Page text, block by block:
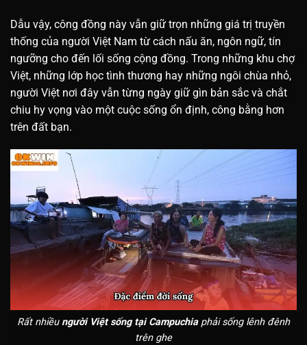
Dẫu vậy, công đồng này vẫn giữ trọn những giá trị truyền
thống của người Việt Nam từ cách nấu ăn, ngôn ngữ, tín
ngưỡng cho đến lối sống cộng đồng. Trong những khu chợ
Việt, những lớp học tình thương hay những ngôi chùa nhỏ,
người Việt nơi đây vẫn từng ngày giữ gìn bản sắc và chắt
chiu hy vọng vào một cuộc sống ổn định, công bằng hơn
trên đất bạn.
Rất nhiềungười Việt sống tại Campuchiaphải sống lênh đênh
trên ghe